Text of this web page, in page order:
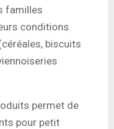
familles
conditions
biscuits
permet de
pour petit